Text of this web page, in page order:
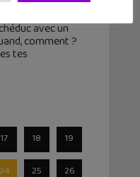
avec un
comment ?
tes
17 18 19
24 25 26